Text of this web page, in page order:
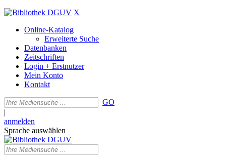
X
Online-Katalog
Erweiterte Suche
Datenbanken
Zeitschriften
Login + Erstnutzer
Mein Konto
Kontakt
GO
|
anmelden
Sprache auswählen